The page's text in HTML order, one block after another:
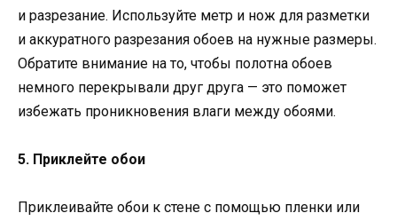
и разрезание. Используйте метр и нож для разметки
и аккуратного разрезания обоев на нужные размеры.
Обратите внимание на то, чтобы полотна обоев
немного перекрывали друг друга — это поможет
избежать проникновения влаги между обоями.
5. Приклейте обои
Приклеивайте обои к стене с помощью пленки или